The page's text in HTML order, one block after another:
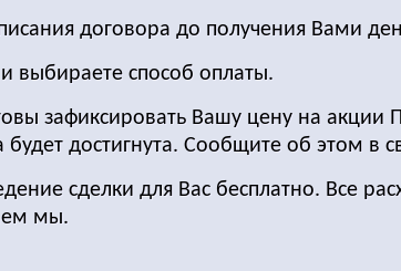
договора до получения Вами
выбираете способ оплаты.
зафиксировать Вашу цену на
будет достигнута. Сообщите об этом в
сделки для Вас бесплатно. Все
мы.